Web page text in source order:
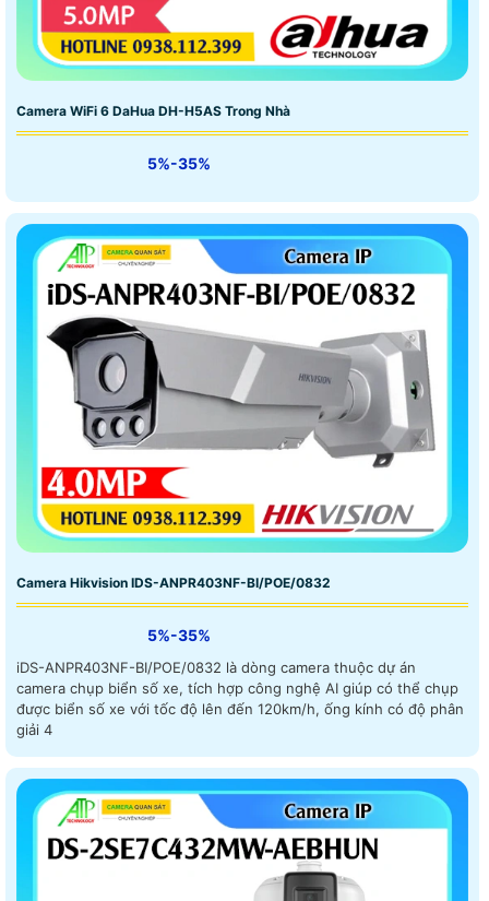
Camera WiFi 6 DaHua DH-H5AS Trong Nhà
5%-35%
Camera Hikvision IDS-ANPR403NF-BI/POE/0832
5%-35%
iDS-ANPR403NF-BI/POE/0832 là dòng camera thuộc dự án
camera chụp biển số xe, tích hợp công nghệ AI giúp có thể chụp
được biển số xe với tốc độ lên đến 120km/h, ống kính có độ phân
giải 4